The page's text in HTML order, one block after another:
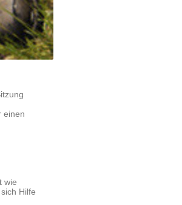
einen
wie
Hilfe